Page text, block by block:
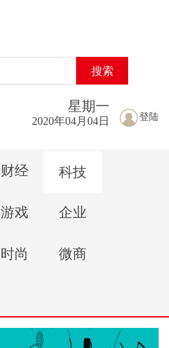
搜索
登陆
星期一
2020年04月04日
财经 科技
游戏 企业
时尚 微商